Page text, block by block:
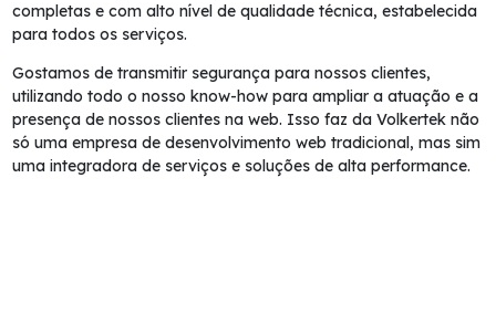
completas e com alto nível de qualidade técnica, estabelecida
para todos os serviços.
Gostamos de transmitir segurança para nossos clientes,
utilizando todo o nosso know-how para ampliar a atuação e a
presença de nossos clientes na web. Isso faz da Volkertek não
só uma empresa de desenvolvimento web tradicional, mas sim
uma integradora de serviços e soluções de alta performance.